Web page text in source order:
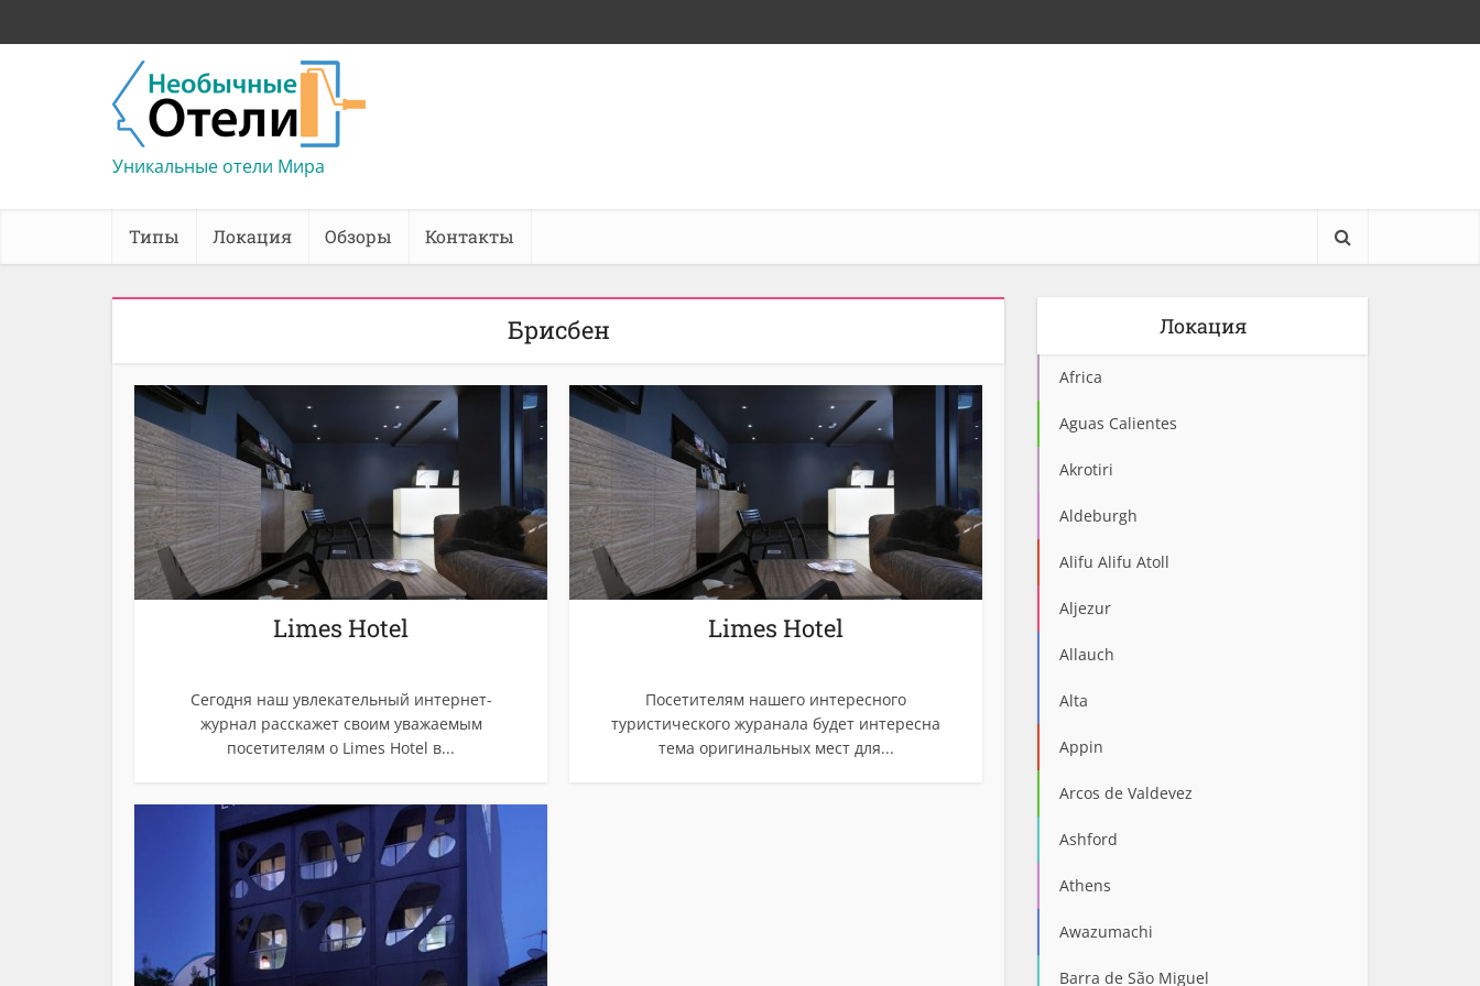
Уникальные отели Мира
Типы Локация Обзоры Контакты
Брисбен
Limes Hotel
Сегодня наш увлекательный интернет-
журнал расскажет своим уважаемым
посетителям о Limes Hotel в...
Limes Hotel
Посетителям нашего интересного
туристического журанала будет интересна
тема оригинальных мест для...
Локация
Africa
Aguas Calientes
Akrotiri
Aldeburgh
Alifu Alifu Atoll
Aljezur
Allauch
Alta
Appin
Arcos de Valdevez
Ashford
Athens
Awazumachi
Barra de São Miguel